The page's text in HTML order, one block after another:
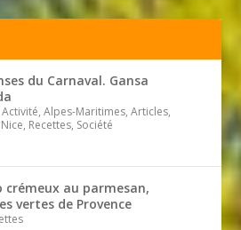
du Carnaval. Gansa
Alpes-Maritimes, Articles,
Recettes, Société
crémeux au parmesan,
vertes de Provence